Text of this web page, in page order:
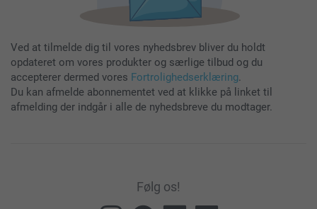
Ved at tilmelde dig til vores nyhedsbrev bliver du holdt
opdateret om vores produkter og særlige tilbud og du
accepterer dermed vores Fortrolighedserklæring.
Du kan afmelde abonnementet ved at klikke på linket til
afmelding der indgår i alle de nyhedsbreve du modtager.
Følg os!